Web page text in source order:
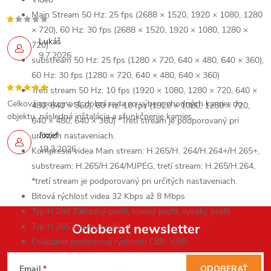
Main Stream 50 Hz: 25 fps (2688 × 1520, 1920 × 1080, 1280
× 720), 60 Hz: 30 fps (2688 × 1520, 1920 × 1080, 1280 ×
720)
substream 50 Hz: 25 fps (1280 × 720, 640 × 480, 640 × 360),
60 Hz: 30 fps (1280 × 720, 640 × 480, 640 × 360)
Tretí stream 50 Hz: 10 fps (1920 × 1080, 1280 × 720, 640 ×
480, 640 × 360), 60 Hz: 10 fps (1920 × 1080, 1280 × 720,
640 × 480, 640 × 360) *Tretí stream je podporovaný pri
určitých nastaveniach.
Kompresia videa Main stream: H.265/H. 264/H.264+/H.265+,
substream: H.265/H.264/MJPEG, tretí stream: H.265/H.264,
*tretí stream je podporovaný pri určitých nastaveniach.
Bitová rýchlosť videa 32 Kbps až 8 Mbps
Typ H.264 Základný profil, hlavný profil, vysoký profil
Typ H.265 Hlavný profil
Ovládanie prenosovej rýchlosti CBR, VBR
Škálovateľné kódovanie videa (SVC)Kódovanie H.264 a
Lukáš
9.7.2026
Jozef
19.3.2026
Celková spokojnosť, dobrá rada vo výbere vhodných kamier do
objektu, následná inštalácia a sfunkčnenie kamier.
Z
Odoberať newsletter